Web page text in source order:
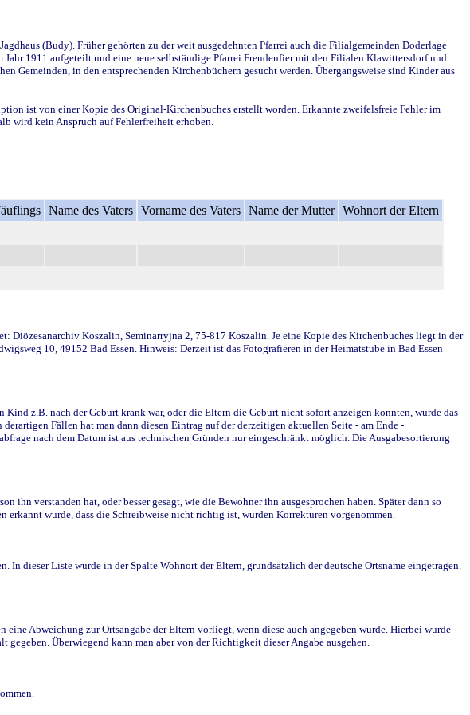
(Budy). Früher gehörten zu der weit ausgedehnten Pfarrei auch die Filialgemeinden Doderlage
1911 aufgeteilt und eine neue selbständige Pfarrei Freudenfier mit den Filialen Klawittersdorf und
in den entsprechenden Kirchenbüchern gesucht werden. Übergangsweise sind Kinder aus
ist von einer Kopie des Original-Kirchenbuches erstellt worden. Erkannte zweifelsfreie Fehler im
wird kein Anspruch auf Fehlerfreiheit erhoben.
Name des Vaters Vorname des Vaters Name der Mutter Wohnort der Eltern
Koszalin, Seminarryjna 2, 75-817 Koszalin. Je eine Kopie des Kirchenbuches liegt in der
10, 49152 Bad Essen. Hinweis: Derzeit ist das Fotografieren in der Heimatstube in Bad Essen
z.B. nach der Geburt krank war, oder die Eltern die Geburt nicht sofort anzeigen konnten, wurde das
Fällen hat man dann diesen Eintrag auf der derzeitigen aktuellen Seite - am Ende -
nach dem Datum ist aus technischen Gründen nur eingeschränkt möglich. Die Ausgabesortierung
verstanden hat, oder besser gesagt, wie die Bewohner ihn ausgesprochen haben. Später dann so
wurde, dass die Schreibweise nicht richtig ist, wurden Korrekturen vorgenommen.
dieser Liste wurde in der Spalte Wohnort der Eltern, grundsätzlich der deutsche Ortsname eingetragen.
Abweichung zur Ortsangabe der Eltern vorliegt, wenn diese auch angegeben wurde. Hierbei wurde
Überwiegend kann man aber von der Richtigkeit dieser Angabe ausgehen.